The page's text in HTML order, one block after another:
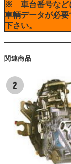
※ 車台番号など
車輌データが必要
下さい。
関連商品